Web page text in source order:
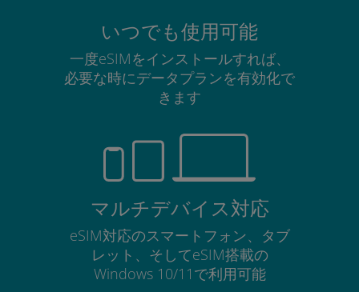
いつでも使用可能
一度eSIMをインストールすれば、
必要な時にデータプランを有効化で
きます
マルチデバイス対応
eSIM対応のスマートフォン、タブ
レット、そしてeSIM搭載の
Windows 10/11で利用可能